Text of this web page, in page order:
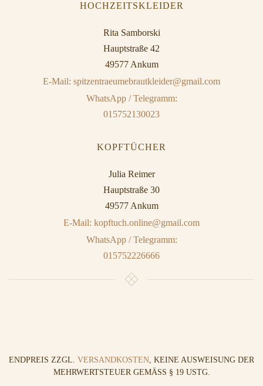
HOCHZEITSKLEIDER
Rita Samborski
Hauptstraße 42
49577 Ankum
E-Mail: spitzentraeumebrautkleider@gmail.com
WhatsApp / Telegramm:
015752130023
KOPFTÜCHER
Julia Reimer
Hauptstraße 30
49577 Ankum
E-Mail: kopftuch.online@gmail.com
WhatsApp / Telegramm:
015752226666
ENDPREIS ZZGL. VERSANDKOSTEN, KEINE AUSWEISUNG DER
MEHRWERTSTEUER GEMÄSS § 19 USTG.